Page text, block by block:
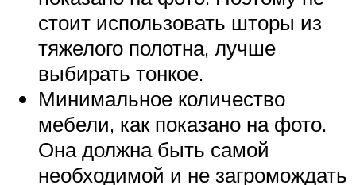
стоит использовать шторы из
тяжелого полотна, лучше
выбирать тонкое.
Минимальное количество
мебели, как показано на фото.
Она должна быть самой
необходимой и не загромождать